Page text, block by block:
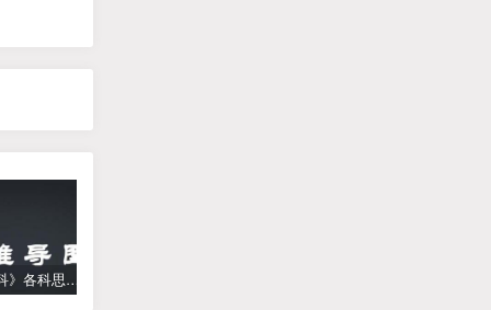
《高中学科》各科思维导图